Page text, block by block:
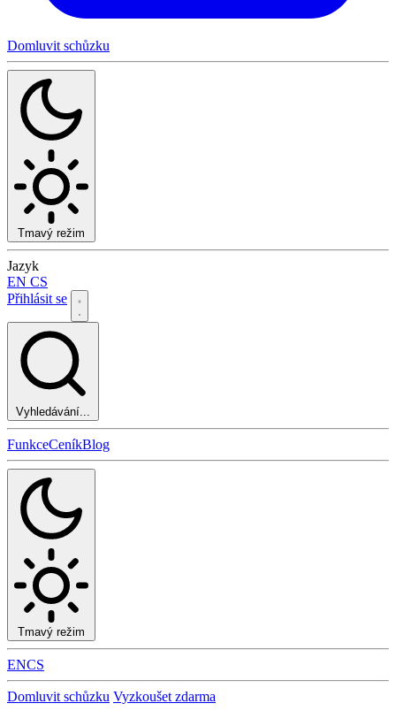
Domluvit schůzku
Tmavý režim
Jazyk
EN CS
Přihlásit se
Vyhledávání...
FunkceCeníkBlog
Tmavý režim
ENCS
Domluvit schůzku Vyzkoušet zdarma